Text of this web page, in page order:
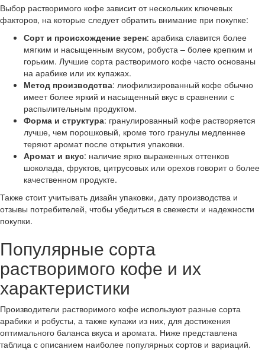
Выбор растворимого кофе зависит от нескольких ключевых
факторов, на которые следует обратить внимание при покупке:
Сорт и происхождение зерен: арабика славится более
мягким и насыщенным вкусом, робуста – более крепким и
горьким. Лучшие сорта растворимого кофе часто основаны
на арабике или их купажах.
Метод производства: лиофилизированный кофе обычно
имеет более яркий и насыщенный вкус в сравнении с
распылительным продуктом.
Форма и структура: гранулированный кофе растворяется
лучше, чем порошковый, кроме того гранулы медленнее
теряют аромат после открытия упаковки.
Аромат и вкус: наличие ярко выраженных оттенков
шоколада, фруктов, цитрусовых или орехов говорит о более
качественном продукте.
Также стоит учитывать дизайн упаковки, дату производства и
отзывы потребителей, чтобы убедиться в свежести и надежности
покупки.
Популярные сорта
растворимого кофе и их
характеристики
Производители растворимого кофе используют разные сорта
арабики и робусты, а также купажи из них, для достижения
оптимального баланса вкуса и аромата. Ниже представлена
таблица с описанием наиболее популярных сортов и вариаций.